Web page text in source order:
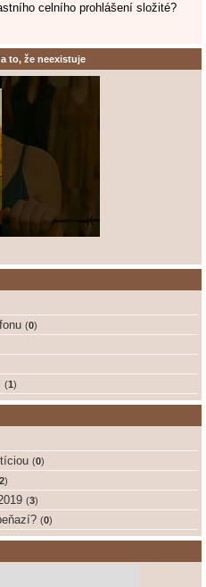
celního prohlášení složité?
to, že neexistuje
(0)
(1 )
(0)
2)
(3)
(0)